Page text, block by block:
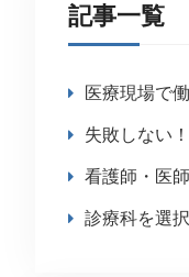
記事一覧
医療現場で
失敗しない
看護師・医
診療科を選